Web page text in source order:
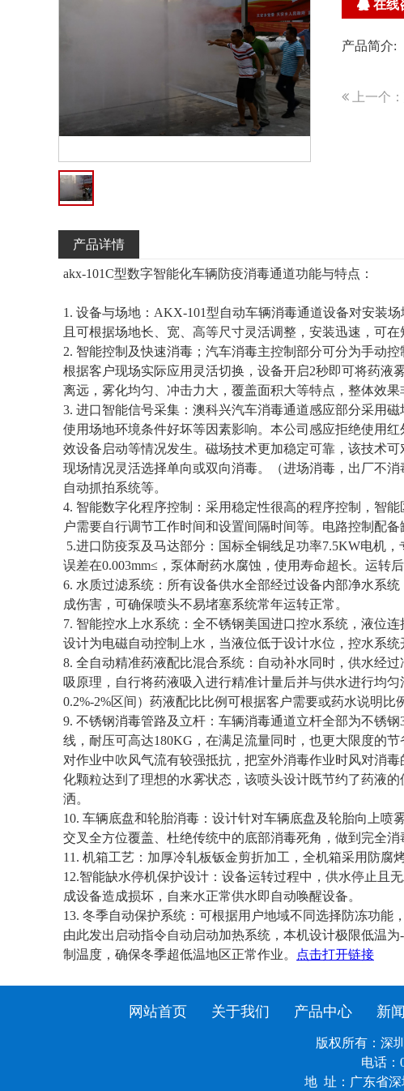
在线
产品简介:
上一个：
产品详情
akx-101C型数字智能化车辆防疫消毒通道功能与特点：
1. 设备与场地：AKX-101型自动车辆消毒通道设备对安装
且可根据场地长、宽、高等尺寸灵活调整，安装迅速，可
2. 智能控制及快速消毒；汽车消毒主控制部分可分为手动
根据客户现场实际应用灵活切换，设备开启2秒即可将药液
离远，雾化均匀、冲击力大，覆盖面积大等特点，整体效
3. 进口智能信号采集：澳科兴汽车消毒通道感应部分采用
使用场地环境条件好坏等因素影响。本公司感应拒绝使用
效设备启动等情况发生。磁场技术更加稳定可靠，该技术
现场情况灵活选择单向或双向消毒。（进场消毒，出厂不
自动抓拍系统等。
4. 智能数字化程序控制：采用稳定性很高的程序控制，智
户需要自行调节工作时间和设置间隔时间等。电路控制配
5.进口防疫泵及马达部分：国标全铜线足功率7.5KW电机
误差在0.003mm≤，泵体耐药水腐蚀，使用寿命超长。运转
6. 水质过滤系统：所有设备供水全部经过设备内部净水系
成伤害，可确保喷头不易堵塞系统常年运转正常。
7. 智能控水上水系统：全不锈钢美国进口控水系统，液位
设计为电磁自动控制上水，当液位低于设计水位，控水系
8. 全自动精准药液配比混合系统：自动补水同时，供水经
吸原理，自行将药液吸入进行精准计量后并与供水进行均
0.2%-2%区间）药液配比比例可根据客户需要或药水说明比
9. 不锈钢消毒管路及立杆：车辆消毒通道立杆全部为不锈
线，耐压可高达180KG，在满足流量同时，也更大限度的
对作业中吹风气流有较强抵抗，把室外消毒作业时风对消
化颗粒达到了理想的水雾状态，该喷头设计既节约了药液
洒。
10. 车辆底盘和轮胎消毒：设计针对车辆底盘及轮胎向上喷
交叉全方位覆盖、杜绝传统中的底部消毒死角，做到完全消
11. 机箱工艺：加厚冷轧板钣金剪折加工，全机箱采用防腐
12.智能缺水停机保护设计：设备运转过程中，供水停止且
成设备造成损坏，自来水正常供水即自动唤醒设备。
13. 冬季自动保护系统：可根据用户地域不同选择防冻功
由此发出启动指令自动启动加热系统，本机设计极限低温
制温度，确保冬季超低温地区正常作业。
点击打开链接
网站首页 关于我们 产品中心 新
版权所有：深
电话
地 址：广东省深